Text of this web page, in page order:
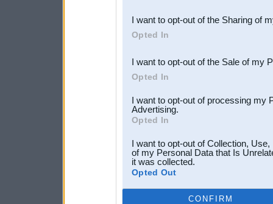
Downstream Participants
third parties.
I want to opt-out of the Sharing of
Opted In
I want to opt-out of the Sale of my
Opted In
I want to opt-out of processing my
Advertising.
Opted In
I want to opt-out of Collection,
of my Personal Data that Is
it was collected.
Opted Out
CONFIRM